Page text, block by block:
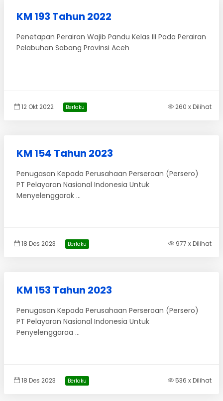
KM 193 Tahun 2022
Penetapan Perairan Wajib Pandu Kelas III Pada Perairan
Pelabuhan Sabang Provinsi Aceh
12 Okt 2022 Berlaku 260 x Dilihat
KM 154 Tahun 2023
Penugasan Kepada Perusahaan Perseroan (Persero)
PT Pelayaran Nasional Indonesia Untuk
Menyelenggarak ...
18 Des 2023 Berlaku 977 x Dilihat
KM 153 Tahun 2023
Penugasan Kepada Perusahaan Perseroan (Persero)
PT Pelayaran Nasional Indonesia Untuk
Penyelenggaraa ...
18 Des 2023 Berlaku 536 x Dilihat